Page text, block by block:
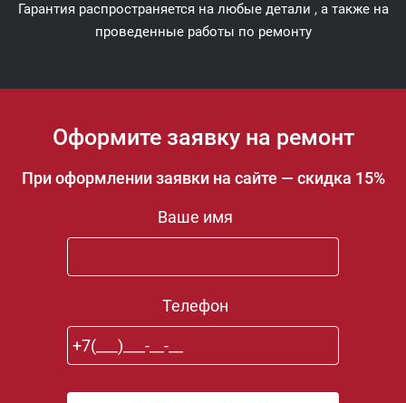
Гарантия распространяется на любые детали , а также на
проведенные работы по ремонту
Оформите заявку на ремонт
При оформлении заявки на сайте — скидка 15%
Ваше имя
Телефон